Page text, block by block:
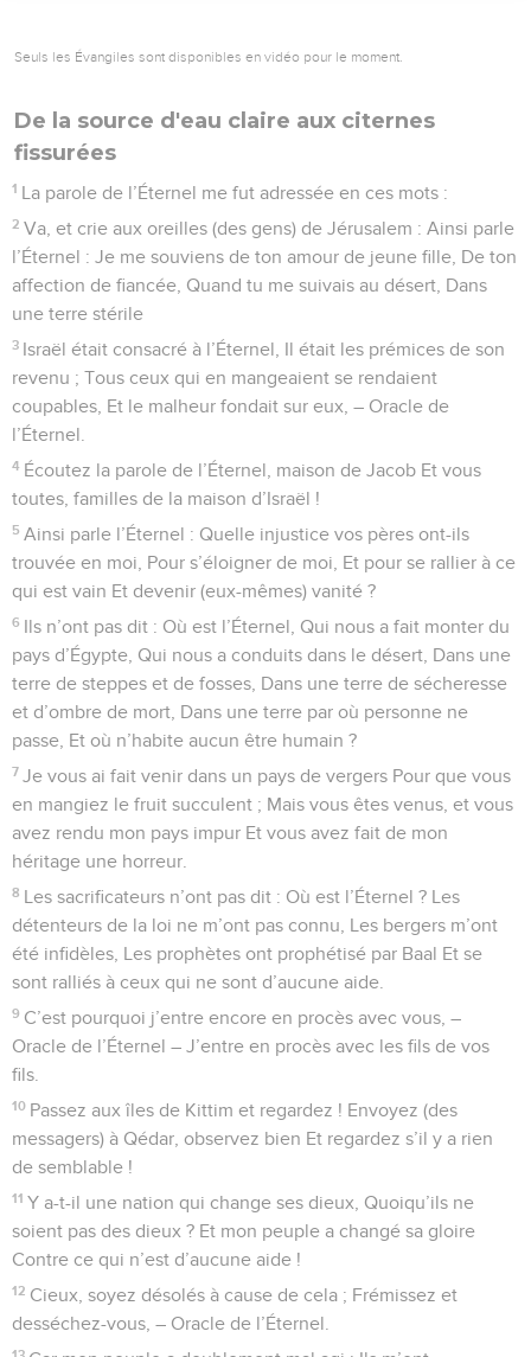
Seuls les Évangiles sont disponibles en vidéo pour le moment.
De la source d'eau claire aux citernes
fissurées
1 La parole de l’Éternel me fut adressée en ces mots :
2 Va, et crie aux oreilles (des gens) de Jérusalem : Ainsi parle
l’Éternel : Je me souviens de ton amour de jeune fille, De ton
affection de fiancée, Quand tu me suivais au désert, Dans
une terre stérile
3 Israël était consacré à l’Éternel, Il était les prémices de son
revenu ; Tous ceux qui en mangeaient se rendaient
coupables, Et le malheur fondait sur eux, – Oracle de
l’Éternel.
4 Écoutez la parole de l’Éternel, maison de Jacob Et vous
toutes, familles de la maison d’Israël !
5 Ainsi parle l’Éternel : Quelle injustice vos pères ont-ils
trouvée en moi, Pour s’éloigner de moi, Et pour se rallier à ce
qui est vain Et devenir (eux-mêmes) vanité ?
6 Ils n’ont pas dit : Où est l’Éternel, Qui nous a fait monter du
pays d’Égypte, Qui nous a conduits dans le désert, Dans une
terre de steppes et de fosses, Dans une terre de sécheresse
et d’ombre de mort, Dans une terre par où personne ne
passe, Et où n’habite aucun être humain ?
7 Je vous ai fait venir dans un pays de vergers Pour que vous
en mangiez le fruit succulent ; Mais vous êtes venus, et vous
avez rendu mon pays impur Et vous avez fait de mon
héritage une horreur.
8 Les sacrificateurs n’ont pas dit : Où est l’Éternel ? Les
détenteurs de la loi ne m’ont pas connu, Les bergers m’ont
été infidèles, Les prophètes ont prophétisé par Baal Et se
sont ralliés à ceux qui ne sont d’aucune aide.
9 C’est pourquoi j’entre encore en procès avec vous, –
Oracle de l’Éternel – J’entre en procès avec les fils de vos
fils.
10 Passez aux îles de Kittim et regardez ! Envoyez (des
messagers) à Qédar, observez bien Et regardez s’il y a rien
de semblable !
11 Y a-t-il une nation qui change ses dieux, Quoiqu’ils ne
soient pas des dieux ? Et mon peuple a changé sa gloire
Contre ce qui n’est d’aucune aide !
12 Cieux, soyez désolés à cause de cela ; Frémissez et
desséchez-vous, – Oracle de l’Éternel.
13